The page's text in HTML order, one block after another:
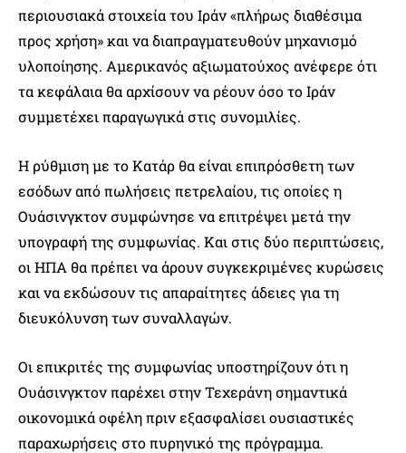
περιουσιακά στοιχεία του Ιράν «πλήρως διαθέσιμα
προς χρήση» και να διαπραγματευθούν μηχανισμό
υλοποίησης. Αμερικανός αξιωματούχος ανέφερε ότι
τα κεφάλαια θα αρχίσουν να ρέουν όσο το Ιράν
συμμετέχει παραγωγικά στις συνομιλίες.
Η ρύθμιση με το Κατάρ θα είναι επιπρόσθετη των
εσόδων από πωλήσεις πετρελαίου, τις οποίες η
Ουάσινγκτον συμφώνησε να επιτρέψει μετά την
υπογραφή της συμφωνίας. Και στις δύο περιπτώσεις,
οι ΗΠΑ θα πρέπει να άρουν συγκεκριμένες κυρώσεις
και να εκδώσουν τις απαραίτητες άδειες για τη
διευκόλυνση των συναλλαγών.
Οι επικριτές της συμφωνίας υποστηρίζουν ότι η
Ουάσινγκτον παρέχει στην Τεχεράνη σημαντικά
οικονομικά οφέλη πριν εξασφαλίσει ουσιαστικές
παραχωρήσεις στο πυρηνικό της πρόγραμμα.